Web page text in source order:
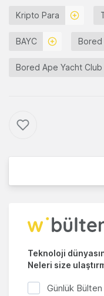
Kripto Para
BAYC Bored
Bored Ape Yacht Club
Teknoloji
Neleri size
Günlük Bülten